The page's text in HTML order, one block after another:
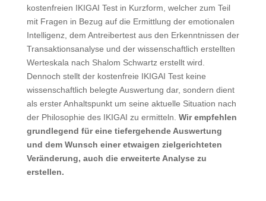
kostenfreien IKIGAI Test in Kurzform, welcher zum Teil
mit Fragen in Bezug auf die Ermittlung der emotionalen
Intelligenz, dem Antreibertest aus den Erkenntnissen der
Transaktionsanalyse und der wissenschaftlich erstellten
Werteskala nach Shalom Schwartz erstellt wird.
Dennoch stellt der kostenfreie IKIGAI Test keine
wissenschaftlich belegte Auswertung dar, sondern dient
als erster Anhaltspunkt um seine aktuelle Situation nach
der Philosophie des IKIGAI zu ermitteln. Wir empfehlen
grundlegend für eine tiefergehende Auswertung
und dem Wunsch einer etwaigen zielgerichteten
Veränderung, auch die erweiterte Analyse zu
erstellen.